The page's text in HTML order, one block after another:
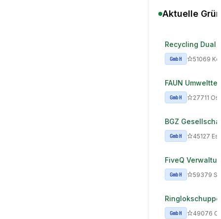
Aktuelle
Recycling Dual
GmbH 51069
FAUN
GmbH 27711
BGZ
GmbH 45127
FiveQ
GmbH 59379
GmbH 49076